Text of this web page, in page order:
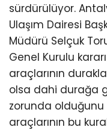
sürdürülüyor.
Ulaşım Dairesi
Müdürü Selçuk
Genel Kurulu
araçlarının
olsa dahi durağa
zorunda olduğunu
araçlarının bu